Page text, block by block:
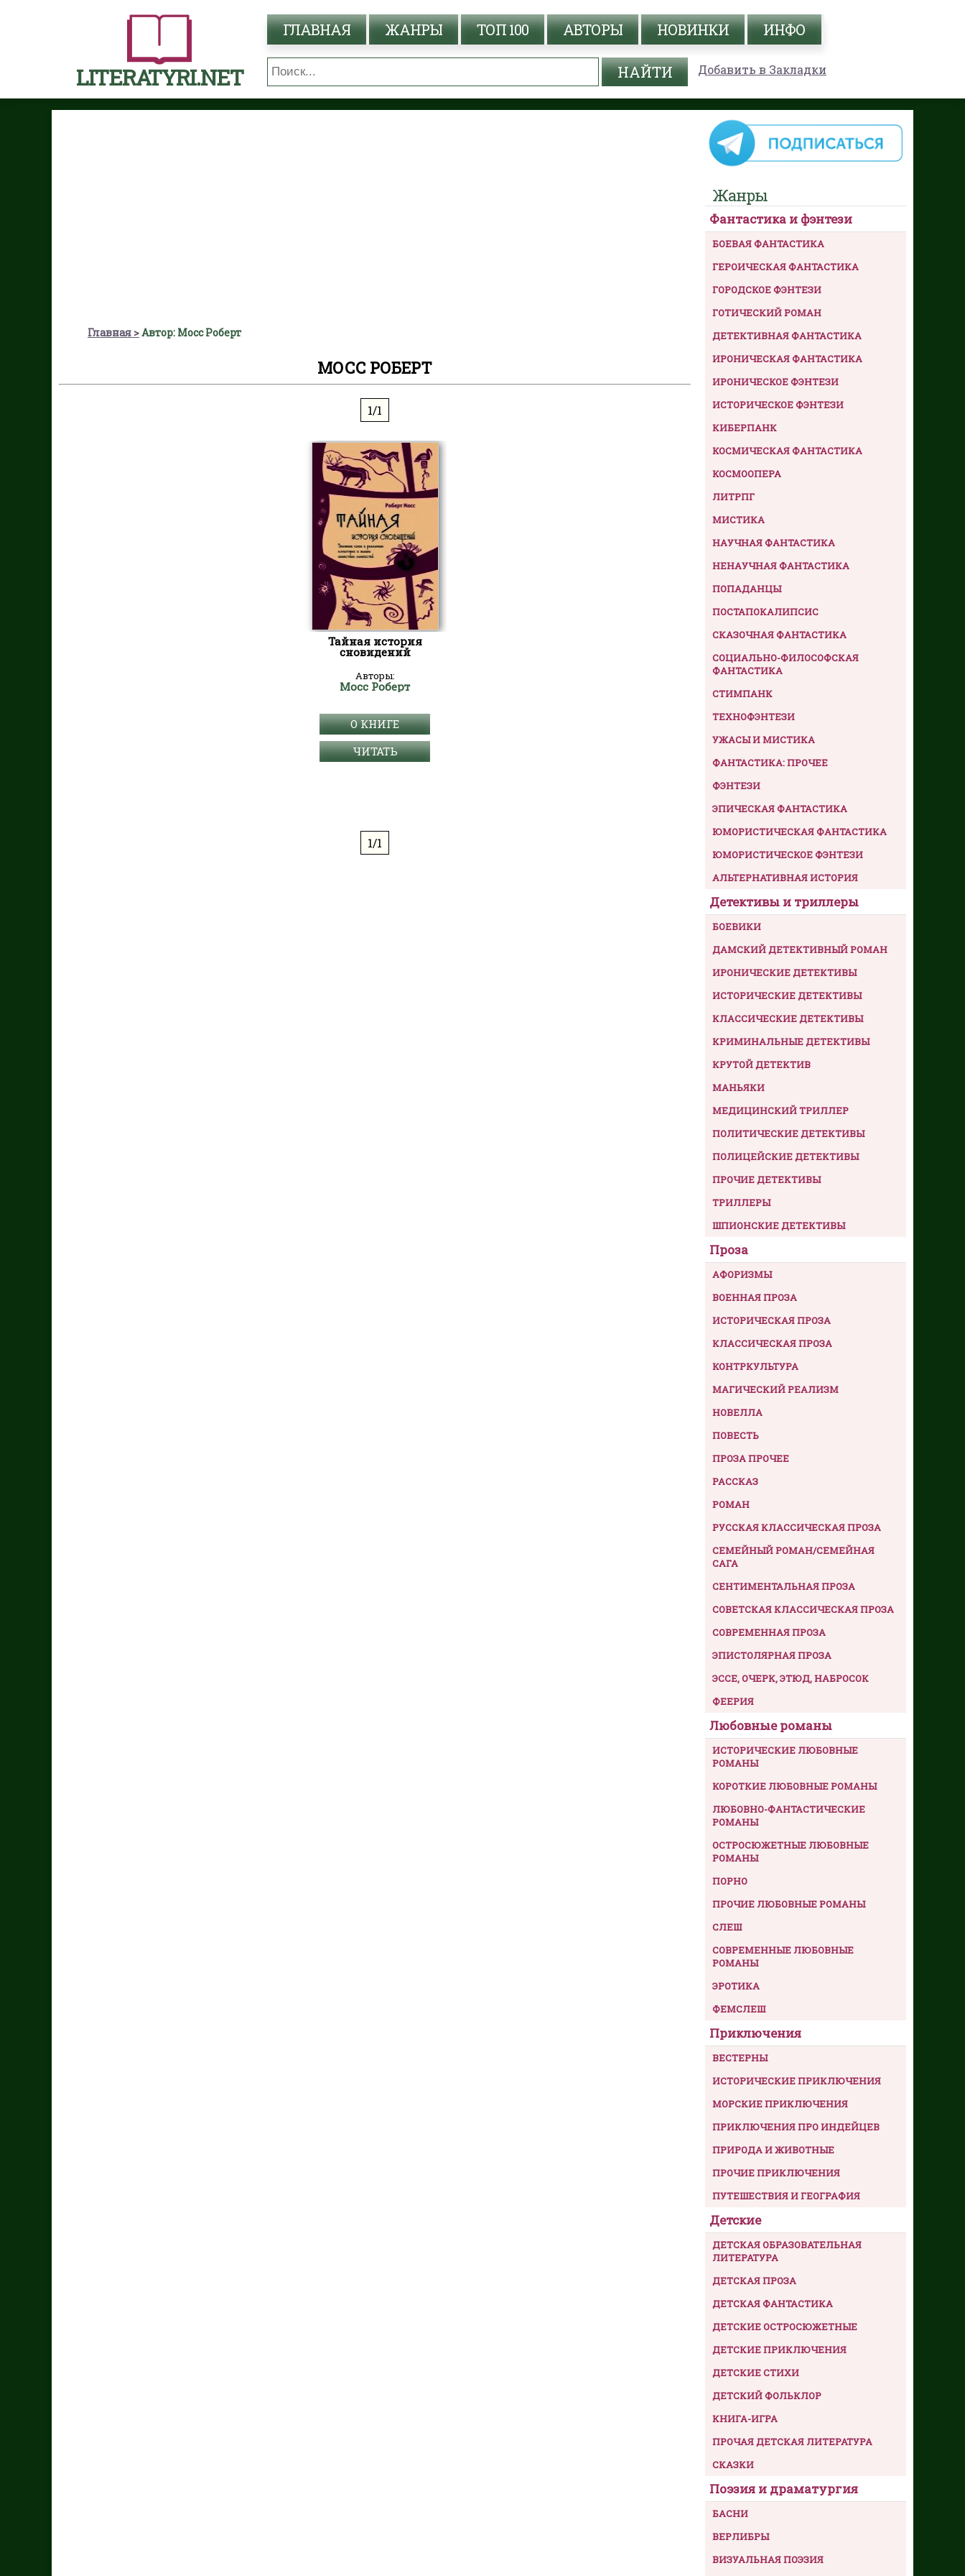
LITERATYRI.NET
ГЛАВНАЯ ЖАНРЫ ТОП 100 АВТОРЫ НОВИНКИ ИНФО
Добавить в Закладки
Главная Автор: Мосс Роберт
МОСС РОБЕРТ
1/1
Тайная история
сновидений
Авторы:
Мосс Роберт
О КНИГЕ
ЧИТАТЬ
1/1
Жанры
Фантастика и фэнтези
БОЕВАЯ ФАНТАСТИКА
ГЕРОИЧЕСКАЯ ФАНТАСТИКА
ГОРОДСКОЕ ФЭНТЕЗИ
ГОТИЧЕСКИЙ РОМАН
ДЕТЕКТИВНАЯ ФАНТАСТИКА
ИРОНИЧЕСКАЯ ФАНТАСТИКА
ИРОНИЧЕСКОЕ ФЭНТЕЗИ
ИСТОРИЧЕСКОЕ ФЭНТЕЗИ
КИБЕРПАНК
КОСМИЧЕСКАЯ ФАНТАСТИКА
КОСМООПЕРА
ЛИТРПГ
МИСТИКА
НАУЧНАЯ ФАНТАСТИКА
НЕНАУЧНАЯ ФАНТАСТИКА
ПОПАДАНЦЫ
ПОСТАПОКАЛИПСИС
СКАЗОЧНАЯ ФАНТАСТИКА
СОЦИАЛЬНО-ФИЛОСОФСКАЯ
ФАНТАСТИКА
СТИМПАНК
ТЕХНОФЭНТЕЗИ
УЖАСЫ И МИСТИКА
ФАНТАСТИКА: ПРОЧЕЕ
ФЭНТЕЗИ
ЭПИЧЕСКАЯ ФАНТАСТИКА
ЮМОРИСТИЧЕСКАЯ ФАНТАСТИКА
ЮМОРИСТИЧЕСКОЕ ФЭНТЕЗИ
АЛЬТЕРНАТИВНАЯ ИСТОРИЯ
Детективы и триллеры
БОЕВИКИ
ДАМСКИЙ ДЕТЕКТИВНЫЙ РОМАН
ИРОНИЧЕСКИЕ ДЕТЕКТИВЫ
ИСТОРИЧЕСКИЕ ДЕТЕКТИВЫ
КЛАССИЧЕСКИЕ ДЕТЕКТИВЫ
КРИМИНАЛЬНЫЕ ДЕТЕКТИВЫ
КРУТОЙ ДЕТЕКТИВ
МАНЬЯКИ
МЕДИЦИНСКИЙ ТРИЛЛЕР
ПОЛИТИЧЕСКИЕ ДЕТЕКТИВЫ
ПОЛИЦЕЙСКИЕ ДЕТЕКТИВЫ
ПРОЧИЕ ДЕТЕКТИВЫ
ТРИЛЛЕРЫ
ШПИОНСКИЕ ДЕТЕКТИВЫ
Проза
АФОРИЗМЫ
ВОЕННАЯ ПРОЗА
ИСТОРИЧЕСКАЯ ПРОЗА
КЛАССИЧЕСКАЯ ПРОЗА
КОНТРКУЛЬТУРА
МАГИЧЕСКИЙ РЕАЛИЗМ
НОВЕЛЛА
ПОВЕСТЬ
ПРОЗА ПРОЧЕЕ
РАССКАЗ
РОМАН
РУССКАЯ КЛАССИЧЕСКАЯ ПРОЗА
СЕМЕЙНЫЙ РОМАН/СЕМЕЙНАЯ
САГА
СЕНТИМЕНТАЛЬНАЯ ПРОЗА
СОВЕТСКАЯ КЛАССИЧЕСКАЯ ПРОЗА
СОВРЕМЕННАЯ ПРОЗА
ЭПИСТОЛЯРНАЯ ПРОЗА
ЭССЕ, ОЧЕРК, ЭТЮД, НАБРОСОК
ФЕЕРИЯ
Любовные романы
ИСТОРИЧЕСКИЕ ЛЮБОВНЫЕ
РОМАНЫ
КОРОТКИЕ ЛЮБОВНЫЕ РОМАНЫ
ЛЮБОВНО-ФАНТАСТИЧЕСКИЕ
РОМАНЫ
ОСТРОСЮЖЕТНЫЕ ЛЮБОВНЫЕ
РОМАНЫ
ПОРНО
ПРОЧИЕ ЛЮБОВНЫЕ РОМАНЫ
СЛЕШ
СОВРЕМЕННЫЕ ЛЮБОВНЫЕ
РОМАНЫ
ЭРОТИКА
ФЕМСЛЕШ
Приключения
ВЕСТЕРНЫ
ИСТОРИЧЕСКИЕ ПРИКЛЮЧЕНИЯ
МОРСКИЕ ПРИКЛЮЧЕНИЯ
ПРИКЛЮЧЕНИЯ ПРО ИНДЕЙЦЕВ
ПРИРОДА И ЖИВОТНЫЕ
ПРОЧИЕ ПРИКЛЮЧЕНИЯ
ПУТЕШЕСТВИЯ И ГЕОГРАФИЯ
Детские
ДЕТСКАЯ ОБРАЗОВАТЕЛЬНАЯ
ЛИТЕРАТУРА
ДЕТСКАЯ ПРОЗА
ДЕТСКАЯ ФАНТАСТИКА
ДЕТСКИЕ ОСТРОСЮЖЕТНЫЕ
ДЕТСКИЕ ПРИКЛЮЧЕНИЯ
ДЕТСКИЕ СТИХИ
ДЕТСКИЙ ФОЛЬКЛОР
КНИГА-ИГРА
ПРОЧАЯ ДЕТСКАЯ ЛИТЕРАТУРА
СКАЗКИ
Поэзия и драматургия
БАСНИ
ВЕРЛИБРЫ
ВИЗУАЛЬНАЯ ПОЭЗИЯ